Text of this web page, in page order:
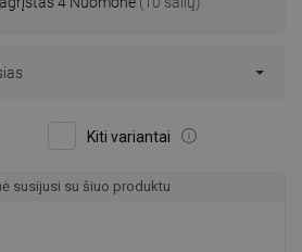
Kiti variantai
susijusi su šiuo produktu